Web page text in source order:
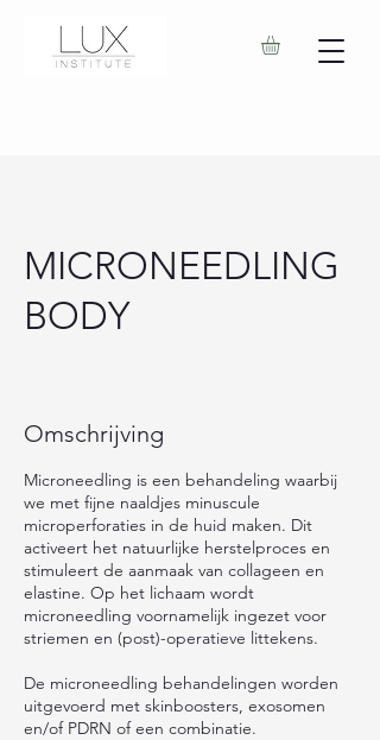
MICRONEEDLING
BODY
Omschrijving
Microneedling is een behandeling waarbij
we met fijne naaldjes minuscule
microperforaties in de huid maken. Dit
activeert het natuurlijke herstelproces en
stimuleert de aanmaak van collageen en
elastine. Op het lichaam wordt
microneedling voornamelijk ingezet voor
striemen en (post)-operatieve littekens.
De microneedling behandelingen worden
uitgevoerd met skinboosters, exosomen
en/of PDRN of een combinatie.